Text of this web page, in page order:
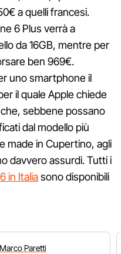
a quelli francesi.
6 Plus verrà a
da 16GB, mentre per
ben 969€.
uno smartphone il
il quale Apple chiede
sebbene possano
dal modello più
made in Cupertino, agli
davvero assurdi. Tutti i
in Italiasono disponibili
MarcoParetti